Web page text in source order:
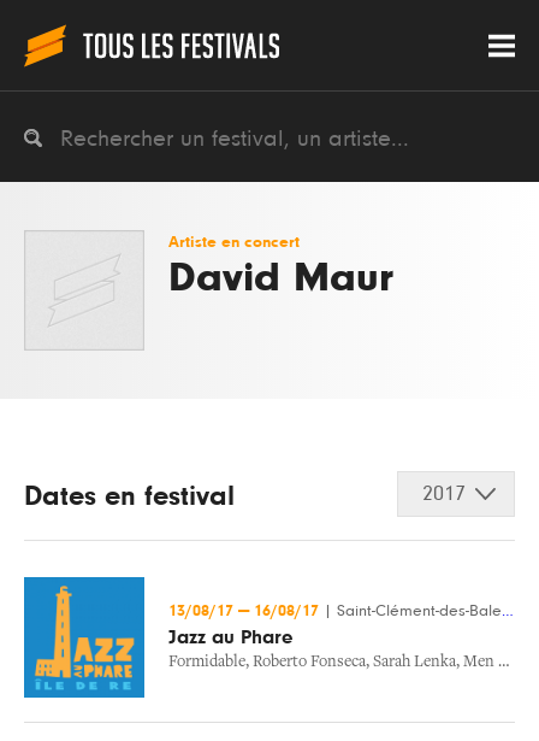
Artiste en concert
David Maur
Dates en festival 2017
13/08/17 — 16/08/17 Saint-Clément-des-Baleines (17)
Jazz au Phare
Formidable, Roberto Fonseca, Sarah Lenka, Men In Bop